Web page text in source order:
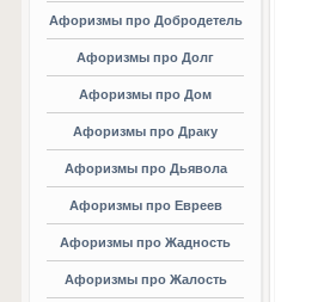
Афоризмы про Добродетель
Афоризмы про Долг
Афоризмы про Дом
Афоризмы про Драку
Афоризмы про Дьявола
Афоризмы про Евреев
Афоризмы про Жадность
Афоризмы про Жалость